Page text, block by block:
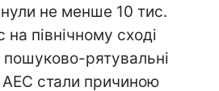
не менше 10 тис.
на північному сході
пошуково-рятувальні
АЕС стали причиною